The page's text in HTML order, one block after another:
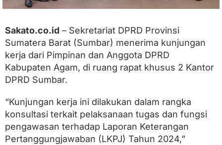
g
a
m
T
e
i
t
K
o
n
Sakato.co.id – Sekretariat DPRD Provinsi
Sumatera Barat (Sumbar) menerima kunjungan
kerja dari Pimpinan dan Anggota DPRD
Kabupaten Agam, di ruang rapat khusus 2 Kantor
DPRD Sumbar.
“Kunjungan kerja ini dilakukan dalam rangka
konsultasi terkait pelaksanaan tugas dan fungsi
pengawasan terhadap Laporan Keterangan
Pertanggungjawaban (LKPJ) Tahun 2024,”